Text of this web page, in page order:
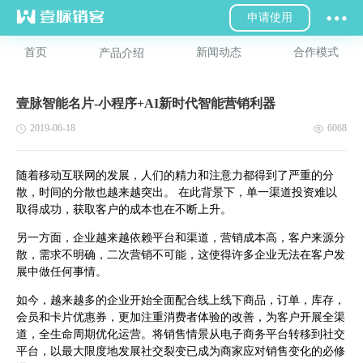
申请使用
首页 产品介绍 新闻动态 合作模式
壹脉智能名片-小程序+AI新时代智能营销利器
2019-06-18 6068
随着移动互联网的发展，人们的精力和注意力都得到了严重的分
散，时间的分散也越来越突出。 在此背景下，单一渠道投资难以
取得成功，获取客户的成本也在不断上升。
另一方面，企业越来越依赖平台和渠道，营销成本高，客户来源分
散，需求不明确，二次营销不可能，这使得许多企业无法在客户发
展中做任何事情。
如今，越来越多的企业开始全面配合线上线下商品，订单，库存，
会员和卡片优惠券，更加注重消费者体验的改善，为客户开展全渠
道，全生命周期优化运营。将销售情景从电子商务平台转移到社交
平台，以最大限度地发展社交裂变已成为商家应对销售变化的必修